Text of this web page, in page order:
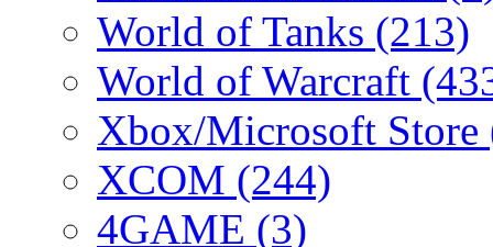
World of Tanks (213)
World of Warcraft
Xbox/Microsoft Store
XCOM (244)
4GAME (3)